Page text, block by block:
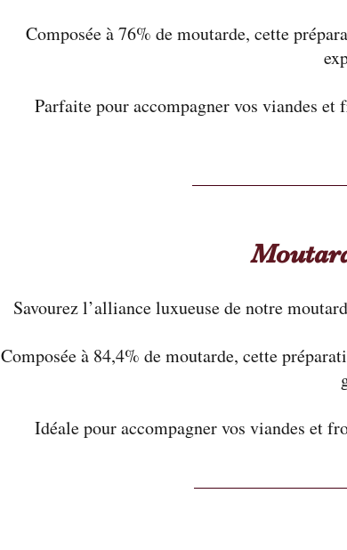
Composée à 76% de moutarde, cette
Parfaite pour accompagner vos viandes et
Savourez l’alliance luxueuse de notre
Composée à 84,4% de moutarde, cette
Idéale pour accompagner vos viandes et